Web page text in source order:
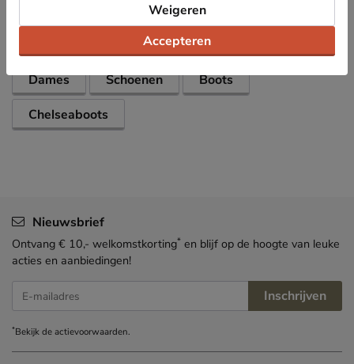
Dames Schoenen
Boots
Chelseaboots
Nieuwsbrief
Ontvang € 10,- welkomstkorting* en blijf op de hoogte van leuke
acties en aanbiedingen!
E-mailadres Inschrijven
*Bekijk deactievoorwaarden.
Accepteren
Weigeren